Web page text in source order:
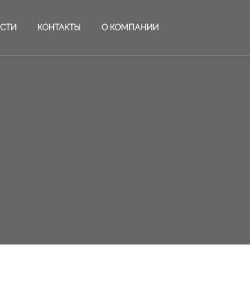
КОНТАКТЫ О КОМПАНИИ